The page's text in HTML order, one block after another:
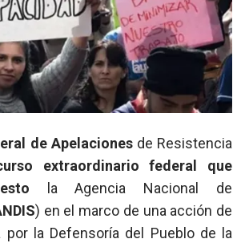
de Apelacionesde Resistencia
extraordinario federal que
la Agencia Nacional de
) en el marco de una acción de
por la Defensoría del Pueblo de la